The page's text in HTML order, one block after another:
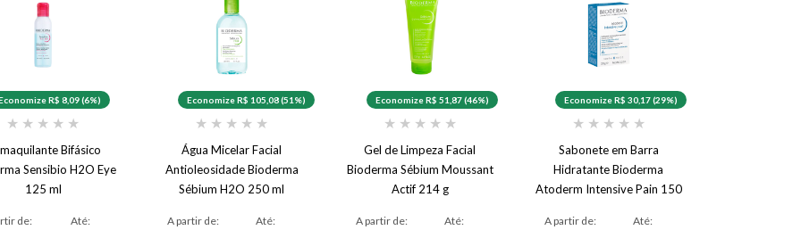
R$ 8,09 (6%)
★ ★ ★ ★ ★
Bifásico
Sensibio H2O Eye
125 ml
de:
Até:
Economize R$ 105,08 (51%)
★ ★ ★ ★ ★
Água Micelar Facial
Antioleosidade Bioderma
Sébium H2O 250 ml
A partir de:
Até:
Economize R$ 51,87 (46%)
★ ★ ★ ★ ★
Gel de Limpeza Facial
Bioderma Sébium Moussant
Actif 214 g
A partir de:
Até:
Economize R$ 30,17 (29%)
★ ★ ★ ★ ★
Sabonete em Barra
Hidratante Bioderma
Atoderm Intensive Pain 150
A partir de:
Até: